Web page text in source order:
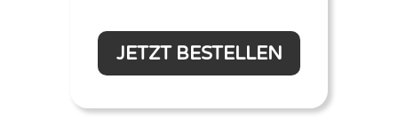
JETZT BESTELLEN